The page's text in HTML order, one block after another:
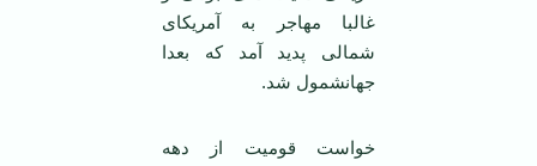
غالبا مهاجر به آمریکای
شمالی پدید آمد که بعدا
جهانشمول شد.
خواست قومیت از دهه